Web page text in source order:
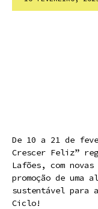
De 10 a 21 de
Crescer Feliz”
Lafões, com
promoção de uma
sustentável para
Ciclo!